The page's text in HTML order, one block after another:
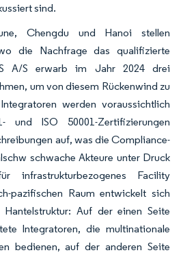
sind.
Chengdu und Hanoi stellen
die Nachfrage das qualifizierte
A/S erwarb im Jahr 2024 drei
um von diesem Rückenwind zu
werden voraussichtlich
und ISO 50001-Zertifizierungen
auf, was die Compliance-
schwache Akteure unter Druck
infrastrukturbezogenes Facility
pazifischen Raum entwickelt sich
Auf der einen Seite
Integratoren, die multinationale
bedienen, auf der anderen Seite